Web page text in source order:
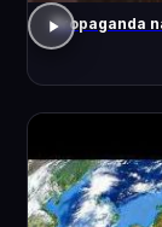
Propaganda